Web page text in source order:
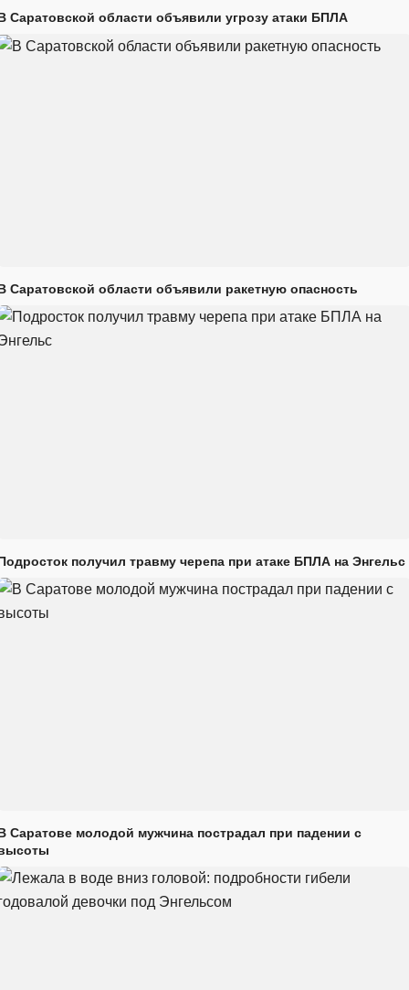
Саратовской области объявили угрозу атаки БПЛА
Саратовской области объявили ракетную опасность
получил травму черепа при атаке БПЛА на Энгельс
Саратове молодой мужчина пострадал при падении с